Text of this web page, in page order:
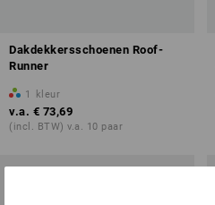
Dakdekkersschoenen Roof-
Runner
1 kleur
v.a. € 73,69
(incl. BTW) v.a. 10 paar